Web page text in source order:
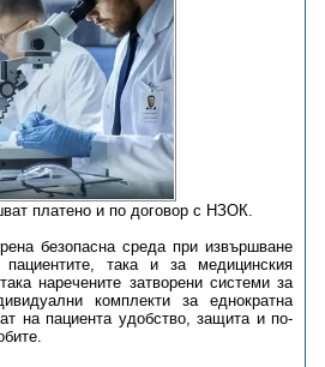
платено и по договор с НЗОК.
безопасна среда при извършване
така и за медицинския
наречените затворени системи за
комплекти за еднократна
на пациента удобство, защита и по-